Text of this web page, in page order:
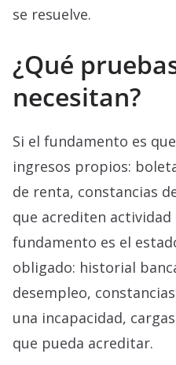
se resuelve.
¿Qué
necesitan?
Si el fundamento es
ingresos propios:
de renta, constancias
que acrediten actividad
fundamento es el
obligado: historial
desempleo,
una incapacidad,
que pueda acreditar.